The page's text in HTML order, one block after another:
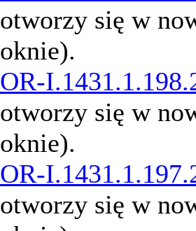
otworzy się w
oknie).
OR-
otworzy się w
oknie).
OR-
otworzy się w